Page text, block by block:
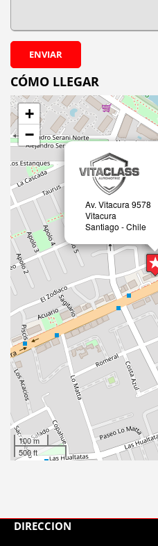
ENVIAR
CÓMO LLEGAR
Av. Vitacura 9578
Vitacura
Santiago - Chile
+
−
100 m
500 ft
DIRECCIÓN